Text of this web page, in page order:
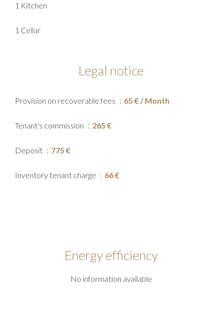
1 Kitchen
1 Cellar
Legal notice
Provision on recoverable fees 65 € / Month
Tenant's commission 265 €
Deposit 775 €
Inventory tenant charge 66 €
Energy efficiency
No information available